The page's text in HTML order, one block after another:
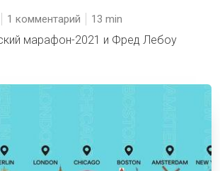
1 комментарий 13
марафон-2021 и Фред Лебоу